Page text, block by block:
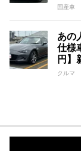
国産車
あの
仕様
円】
クルマ